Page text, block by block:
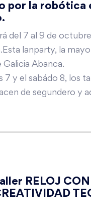
por la
del 7 al 9 de
lanparty, la
Galicia Abanca.
y el sabádo 8, los
de segundero
RELOJ